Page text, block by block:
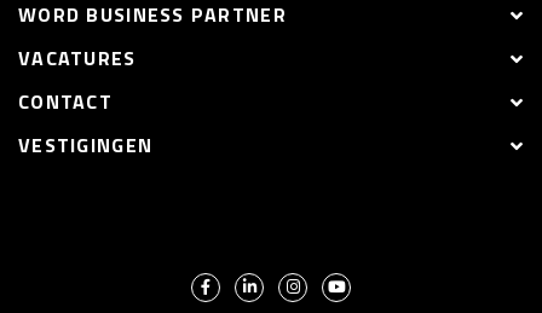
WORD BUSINESS PARTNER
VACATURES
CONTACT
VESTIGINGEN